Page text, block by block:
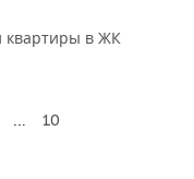
квартиры в ЖК
... 10